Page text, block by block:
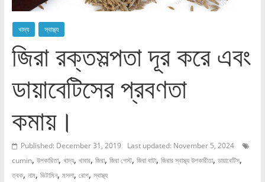
খাদ্য স্বাস্থ্য
জিরা রক্তসল্পতা দূর করে এবং
ডায়াবেটিসের প্রবণতা
কমায়।
Published: December 31, 2019
Last updated: November 5, 2024
cumin, উপকারিতা, খাদ্য, খাবার, জিরা, জিরা পেস্ট, জিরা বাটা, জিরার স্বাস্থ্য উপকারীতা, ডায়াবেটিস,
ত্বক, নাম, ভিটামিন, মসলা, রোগ, স্বাস্থ্য